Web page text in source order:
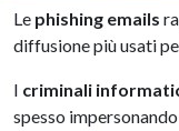
Le phishing emails
diffusione più usati
I criminali
spesso